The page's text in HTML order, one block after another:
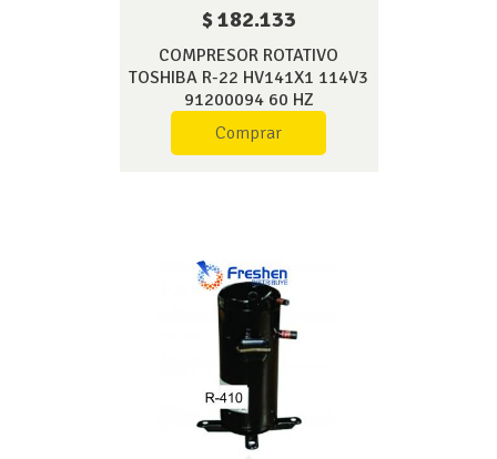
$ 182.133
COMPRESOR ROTATIVO
TOSHIBA R-22 HV141X1 114V3
91200094 60 HZ
Comprar